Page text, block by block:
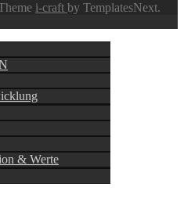
i-craft by TemplatesNext.
& Werte